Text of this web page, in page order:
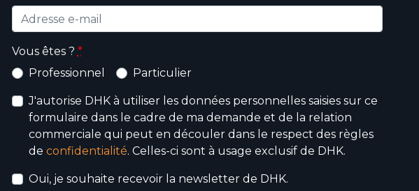
Vous êtes ? *
Professionnel
Particulier
J'autorise DHK à utiliser les données personnelles saisies sur ce
formulaire dans le cadre de ma demande et de la relation
commerciale qui peut en découler dans le respect des règles
de confidentialité. Celles-ci sont à usage exclusif de DHK.
Oui, je souhaite recevoir la newsletter de DHK.